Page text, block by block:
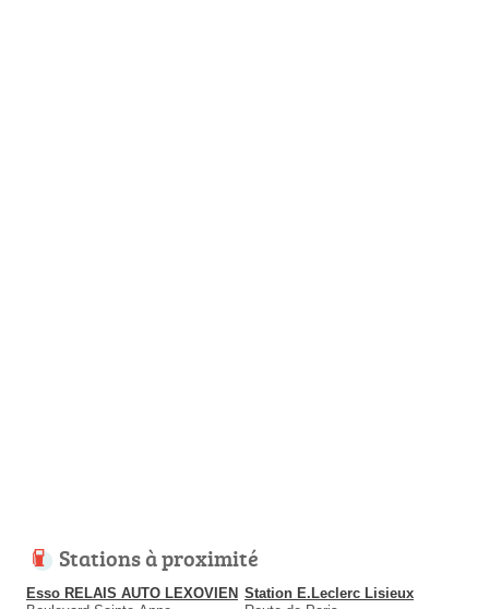
Stations à proximité
Esso RELAIS AUTO LEXOVIEN Station E.Leclerc Lisieux